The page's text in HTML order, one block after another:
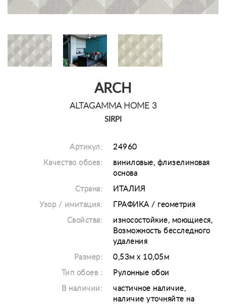
ARCH
ALTAGAMMA HOME 3
SIRPI
Артикул: 24960
Качество обоев:
виниловые, флизелиновая
основа
Страна: ИТАЛИЯ
Узор / имитация: ГРАФИКА / геометрия
Свойства:
износостойкие, моющиеся,
Возможность бесследного
удаления
Размер: 0,53м х 10,05м
Тип обоев : Рулонные обои
В наличии:
частичное наличие,
наличие уточняйте на